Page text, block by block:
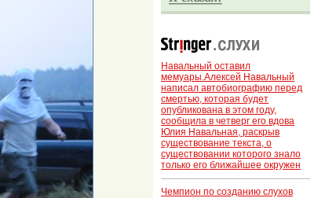
Навальный оставил
мемуары.Алексей Навальный
написал автобиографию перед
смертью, которая будет
опубликована в этом году,
сообщила в четверг его вдова
Юлия Навальная, раскрыв
существование текста, о
существовании которого знало
только его ближайшее окружен
Чемпион по созданию слухов